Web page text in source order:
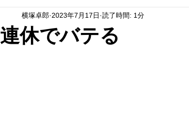
連休でバテる
横塚卓郎 2023年7月17日 読了時間: 1分